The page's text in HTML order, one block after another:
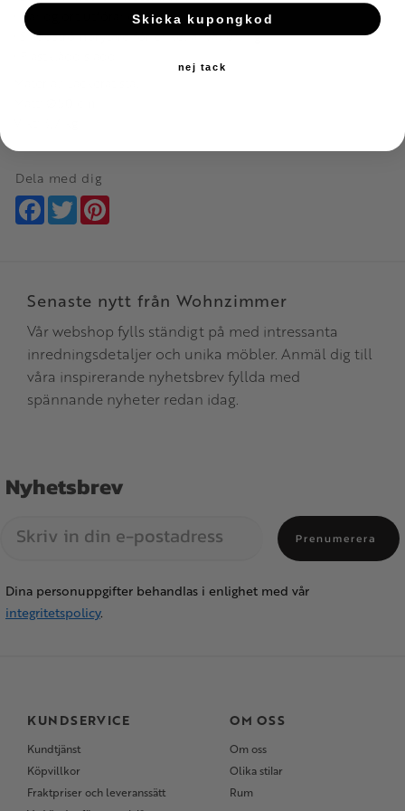
• Handgjort utförande
• Sladdströmbrytare för enkel användning
Dela med dig
Facebook
Twitter
Senaste nytt från Wohnzimmer
Vår webshop fylls ständigt på med intressanta
inredningsdetaljer och unika möbler. Anmäl dig till
våra inspirerande nyhetsbrev fyllda med
spännande nyheter redan idag.
Nyhetsbrev
Prenumerera
Dina personuppgifter behandlas i enlighet med vår
integritetspolicy.
KUNDSERVICE
Kundtjänst
Köpvillkor
Fraktpriser och leveranssätt
OM OSS
Om oss
Olika stilar
Rum
Skicka kupongkod
nej tack